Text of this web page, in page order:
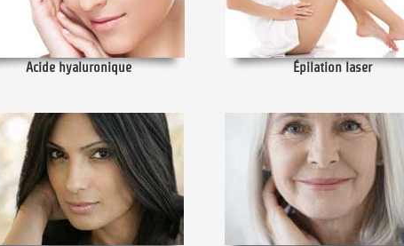
Acide hyaluronique Épilation laser